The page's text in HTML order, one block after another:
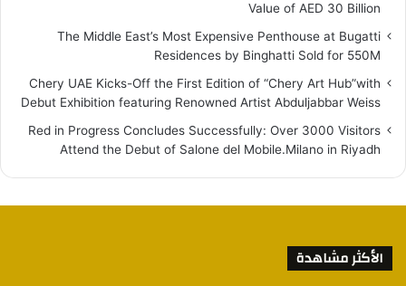
Value of AED 30 Billion
The Middle East’s Most Expensive Penthouse at Bugatti
Residences by Binghatti Sold for 550M
Chery UAE Kicks-Off the First Edition of “Chery Art Hub”with
Debut Exhibition featuring Renowned Artist Abduljabbar Weiss
Red in Progress Concludes Successfully: Over 3000 Visitors
Attend the Debut of Salone del Mobile.Milano in Riyadh
الأكثر مشاهدة